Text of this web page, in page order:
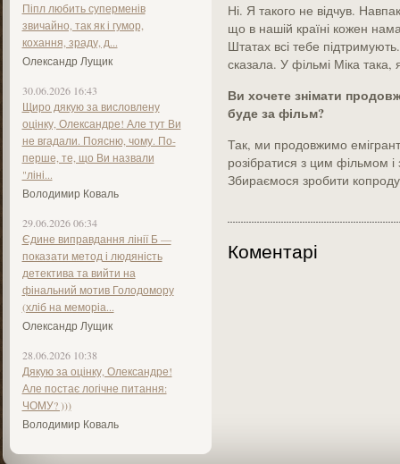
Піпл любить суперменів
звичайно, так як і гумор,
кохання, зраду, д...
Олександр Лущик
30.06.2026 16:43
Щиро дякую за висловлену
оцінку, Олександре! Але тут Ви
не вгадали. Поясню, чому. По-
перше, те, що Ви назвали
"ліні...
Володимир Коваль
29.06.2026 06:34
Єдине виправдання лінії Б —
показати метод і людяність
детектива та вийти на
фінальний мотив Голодомору
(хліб на меморіа...
Олександр Лущик
28.06.2026 10:38
Дякую за оцінку, Олександре!
Але постає логічне питання:
ЧОМУ? )))
Володимир Коваль
Ні. Я такого не відчув.
що в нашій країні кожен
Штатах всі тебе
сказала. У фільмі Міка така,
Ви хочете знімати
буде за фільм?
Так, ми продовжимо
розібратися з цим фільмом
Збираємося зробити
Коментарі